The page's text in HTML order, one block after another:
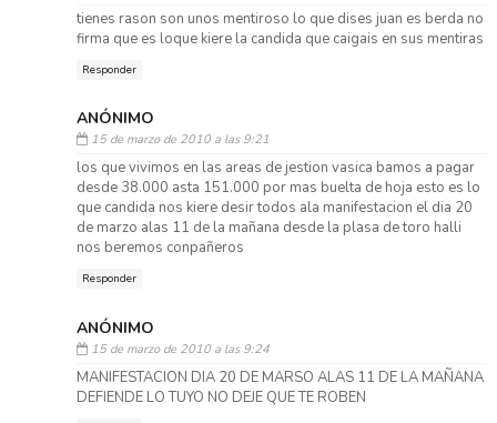
tienes rason son unos mentiroso lo que dises juan es berda no
firma que es loque kiere la candida que caigais en sus mentiras
Responder
ANÓNIMO
15 de marzo de 2010 a las 9:21
los que vivimos en las areas de jestion vasica bamos a pagar
desde 38.000 asta 151.000 por mas buelta de hoja esto es lo
que candida nos kiere desir todos ala manifestacion el dia 20
de marzo alas 11 de la mañana desde la plasa de toro halli
nos beremos conpañeros
Responder
ANÓNIMO
15 de marzo de 2010 a las 9:24
MANIFESTACION DIA 20 DE MARSO ALAS 11 DE LA MAÑANA
DEFIENDE LO TUYO NO DEJE QUE TE ROBEN